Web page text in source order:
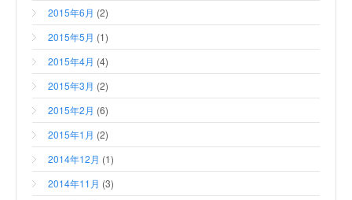
2015年6月 (2)
2015年5月 (1)
2015年4月 (4)
2015年3月 (2)
2015年2月 (6)
2015年1月 (2)
2014年12月 (1)
2014年11月 (3)